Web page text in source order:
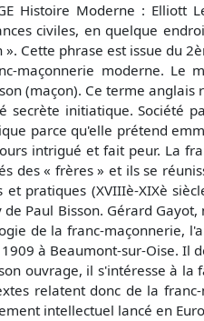
Histoire Moderne : Elliott
civiles, en quelque
». Cette phrase est issue du
maçonnerie moderne. Le
(maçon). Ce terme
secrète initiatique. Société
parce qu'elle prétend
intrigué et fait peur. La
des « frères » et ils se
et pratiques (XVIIIè-XIXè
de Paul Bisson. Gérard
de la franc-maçonnerie,
à Beaumont-sur-Oise. Il
ouvrage, il s'intéresse à la
relatent donc de la
intellectuel lancé en